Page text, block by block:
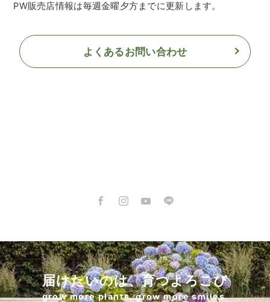
PW販売店情報は毎週金曜夕方までに更新します。
よくあるお問い合わせ
届けたいのは、育つよろこび
grow more plants, grow more smiles.